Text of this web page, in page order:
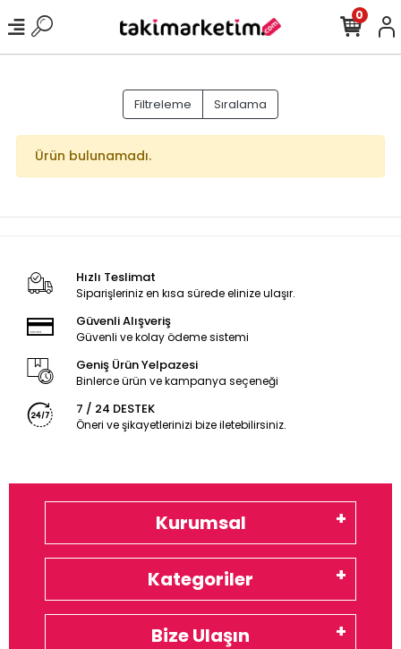
0
Filtreleme Sıralama
Ürün bulunamadı.
Hızlı Teslimat
Siparişleriniz en kısa sürede elinize ulaşır.
Güvenli Alışveriş
Güvenli ve kolay ödeme sistemi
Geniş Ürün Yelpazesi
Binlerce ürün ve kampanya seçeneği
7 / 24 DESTEK
Öneri ve şikayetlerinizi bize iletebilirsiniz.
Kurumsal
Kategoriler
Bize Ulaşın